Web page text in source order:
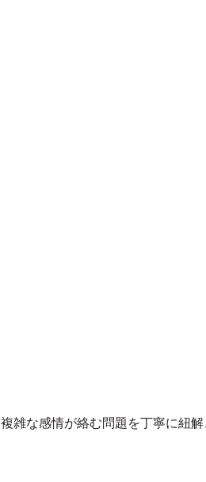
複雑な感情が絡む問題を丁寧に紐